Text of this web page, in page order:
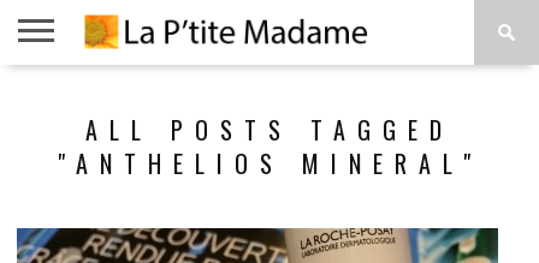
VIVRE
PROPOSALL POSTS TAGGED
"ANTHELIOS MINERAL"